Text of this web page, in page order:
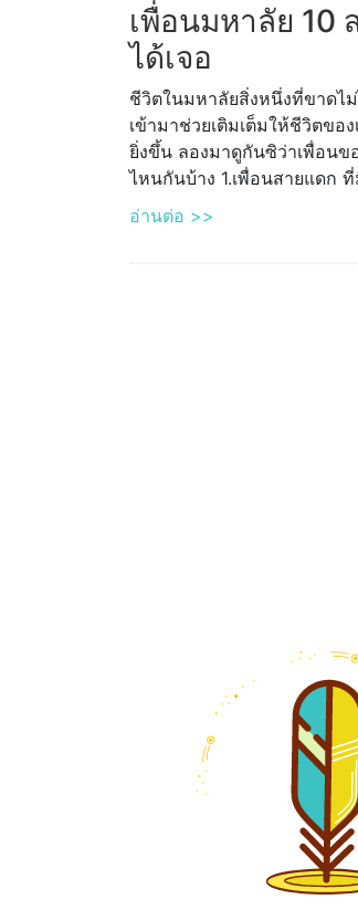
เพื่อนมหาลัย 10
ได้เจอ
ชีวิตในมหาลัยสิ่งหนึ่งที่ขาดไ
เข้ามาช่วยเติมเต็มให้ชีวิตขอ
ยิ่งขึ้น ลองมาดูกันซิว่าเพื่อน
ไหนกันบ้าง 1.เพื่อนสายแดก
อ่านต่อ >>